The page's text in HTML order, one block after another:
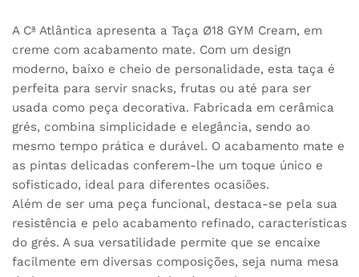
A Cª Atlântica apresenta a Taça Ø18 GYM Cream, em
creme com acabamento mate. Com um design
moderno, baixo e cheio de personalidade, esta taça é
perfeita para servir snacks, frutas ou até para ser
usada como peça decorativa. Fabricada em cerâmica
grés, combina simplicidade e elegância, sendo ao
mesmo tempo prática e durável. O acabamento mate e
as pintas delicadas conferem-lhe um toque único e
sofisticado, ideal para diferentes ocasiões.
Além de ser uma peça funcional, destaca-se pela sua
resistência e pelo acabamento refinado, características
do grés. A sua versatilidade permite que se encaixe
facilmente em diversas composições, seja numa mesa